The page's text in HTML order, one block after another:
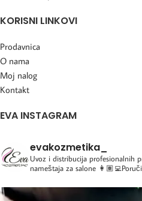
KORISNI LINKOVI
Prodavnica
O nama
Moj nalog
Kontakt
EVA INSTAGRAM
evakozmetika_
Uvoz i distribucija profesionalnih
nameštaja za salone